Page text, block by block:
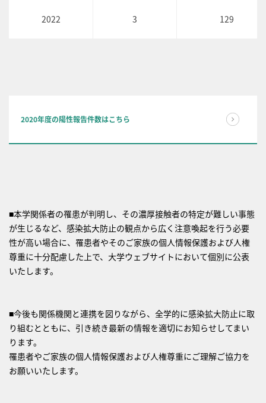
2022 3 129
2020年度の陽性報告件数はこちら
■本学関係者の罹患が判明し、その濃厚接触者の特定が難しい事態
が生じるなど、感染拡大防止の観点から広く注意喚起を行う必要
性が高い場合に、罹患者やそのご家族の個人情報保護および人権
尊重に十分配慮した上で、大学ウェブサイトにおいて個別に公表
いたします。
■今後も関係機関と連携を図りながら、全学的に感染拡大防止に取
り組むとともに、引き続き最新の情報を適切にお知らせしてまい
ります。
罹患者やご家族の個人情報保護および人権尊重にご理解ご協力を
お願いいたします。